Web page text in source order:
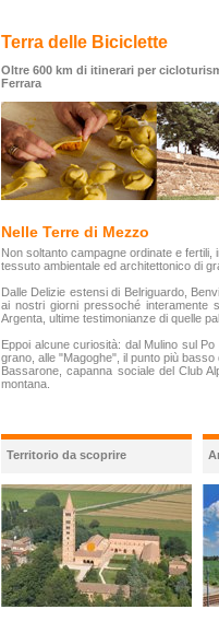
Terra delle Biciclette
Oltre 600 km di itinerari per
Ferrara
Nelle Terre di Mezzo
Non soltanto campagne ordinate e
tessuto ambientale ed architettonico di
Dalle Delizie estensi di Belriguardo,
ai nostri giorni pressoché interamente
Argenta, ultime testimonianze di quelle
Eppoi alcune curiosità: dal Mulino sul
grano, alle "Magoghe", il punto più
Bassarone, capanna sociale del Club
montana.
Territorio da scoprire